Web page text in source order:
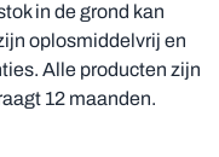
in de grond kan
oplosmiddelvrij en
Alle producten zijn
12 maanden.